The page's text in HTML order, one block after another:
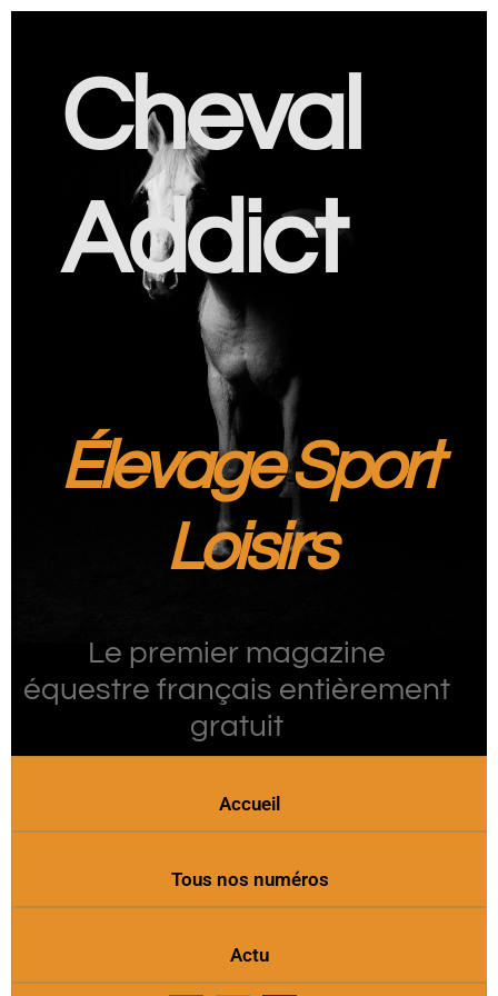
Cheval
Addict
Élevage Sport
Loisirs
Le premier magazine
équestre français entièrement
gratuit
Accueil
Tous nos numéros
Actu